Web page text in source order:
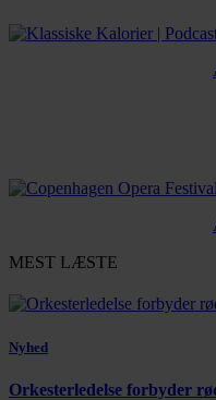
MEST LÆSTE
Nyhed
Orkesterledelse forbyder